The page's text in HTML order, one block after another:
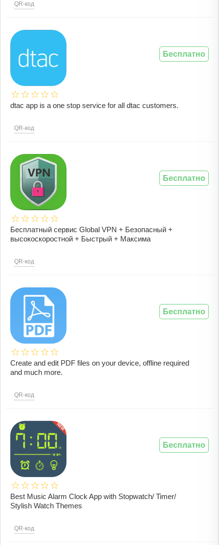
QR-код
dtac app is a one stop service for all dtac customers.
QR-код
Бесплатно
Бесплатный сервис Global VPN + Безопасный +
высокоскоростной + Быстрый + Максима
QR-код
Бесплатно
Create and edit PDF files on your device, offline required
and much more.
QR-код
Бесплатно
Best Music Alarm Clock App with Stopwatch/ Timer/
Stylish Watch Themes
QR-код
Бесплатно